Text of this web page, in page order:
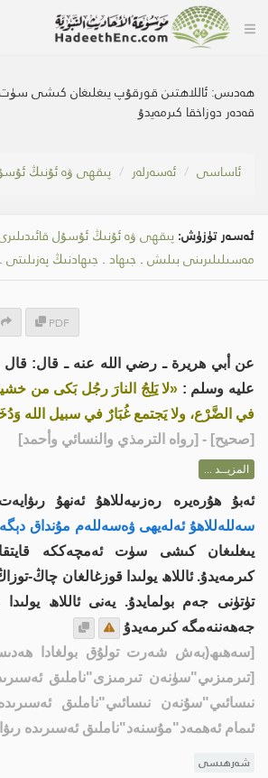
ھەدىس:ئاللاھتىن قورقۇپ يىغلىغان كىشى سۈت
قەدەر دوزاخقا كىرمەيدۇ
ئاساسى ئەسەرلەر پىقھى ۋە ئۇنىڭ
ئەسەر تۈزۈش:پىقھى ۋە ئۇنىڭ ئۇسۇل
مەسىلىلىرىنى بىلىش . جىھاد . جىھادنىڭ پەزىلىتى .
PDF
عن أبي هريرة ـ رضي الله عنه ـ قال: قال
عليه وسلم : «لا يَلِجُ النارَ رجُل بَكى من
في الضَّرْع، ولا يَجتمع غُبَارٌ في سبيل الله
[صحيح] - [رواه الترمذي والنسائي وأحمد]
المزيــد ...
ئەبۇ ھۇرەيرە رەزىيەللاھۇ ئەنھۇ
سەللەللاھۇ ئەلەيھى ۋەسەللەم مۇنداق
يىغلىغان كىشى سۈت ئەمچەككە
كىرمەيدۇ. ئاللاھ يولىدا قوزغالغان چاڭ-
تۈتۈنى جەم بولمايدۇ. يەنى ئاللاھ
جەھەننەمگە كىرمەيدۇ
[سەھىھ(بەش شەرت تولۇق بولغادا
[تىرمىزىي"سۈنەن تىرمىزى"ناملىق
نىسائىي"سۇنەن نىسائىي"ناملىق
ئىمام ئەھمەد"مۇسنەد"ناملىق ئەسىرىدە
شەرھىسى